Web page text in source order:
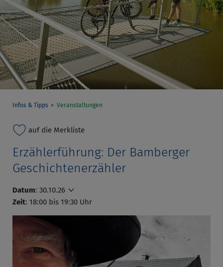
Infos & Tipps Veranstaltungen
auf die Merkliste
Erzählerführung: Der Bamberger
Geschichtenerzähler
Datum: 30.10.26
Zeit: 18:00 bis 19:30 Uhr